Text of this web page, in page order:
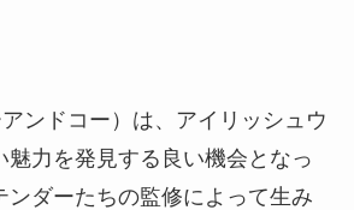
ンドコー）は、アイリッシュウ
魅力を発見する良い機会となっ
ンダーたちの監修によって生み